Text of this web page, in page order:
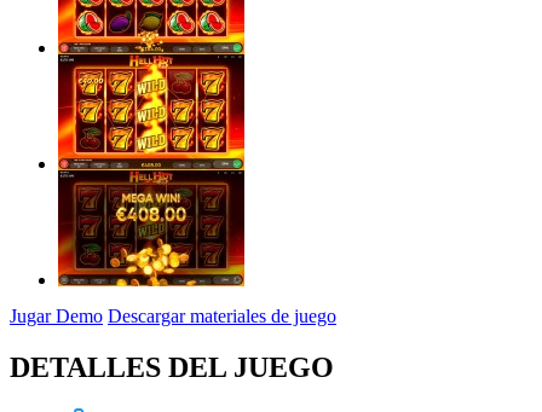
Jugar Demo Descargar materiales de juego
DETALLES DEL JUEGO